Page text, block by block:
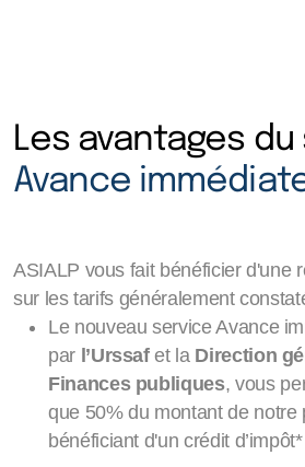
Les avantages
Avance
ASIALP vous fait bénéficier d'une
sur les tarifs généralement
Le nouveau service Avance
par l’Urssafet la Direction
Finances publiques, vous
que 50% du montant de notre
bénéficiant d'un crédit